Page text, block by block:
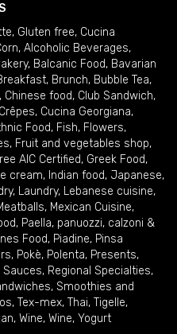
, Gluten free, Cucina
, Alcoholic Beverages,
, Balcanic Food, Bavarian
, Brunch, Bubble Tea,
, Chinese food, Club Sandwich,
Crêpes, Cucina Georgiana,
Food, Fish, Flowers,
, Fruit and vegetables shop,
AIC Certified, Greek Food,
cream, Indian food, Japanese,
, Laundry, Lebanese cuisine,
, Mexican Cuisine,
, Paella, panuozzi, calzoni &
Food, Piadine, Pinsa
, Pokè, Polenta, Presents,
Sauces, Regional Specialties,
, Smoothies and
, Tex-mex, Thai, Tigelle,
, Wine, Wine, Yogurt